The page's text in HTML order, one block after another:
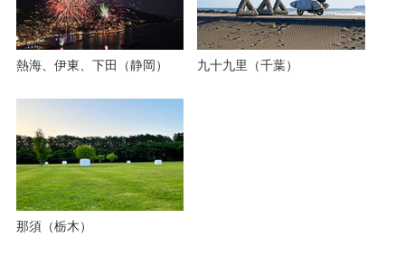
熱海、伊東、下田（静岡） 九十九里（千葉）
那須（栃木）